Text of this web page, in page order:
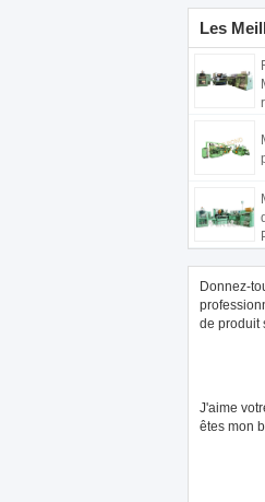
Les
Donnez-
de produit
J'aime
êtes mon